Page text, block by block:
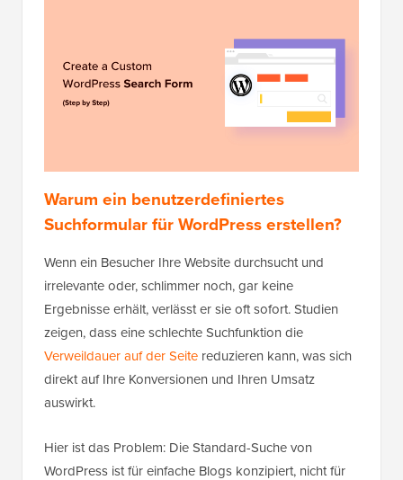
Warum ein benutzerdefiniertes
Suchformular für WordPress erstellen?
Wenn ein Besucher Ihre Website durchsucht und
irrelevante oder, schlimmer noch, gar keine
Ergebnisse erhält, verlässt er sie oft sofort. Studien
zeigen, dass eine schlechte Suchfunktion die
Verweildauer auf der Seite reduzieren kann, was sich
direkt auf Ihre Konversionen und Ihren Umsatz
auswirkt.
Hier ist das Problem: Die Standard-Suche von
WordPress ist für einfache Blogs konzipiert, nicht für